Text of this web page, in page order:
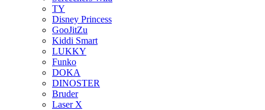
TY
Disney Princess
GooJitZu
Kiddi Smart
LUKKY
Funko
DOKA
DINOSTER
Bruder
Laser X